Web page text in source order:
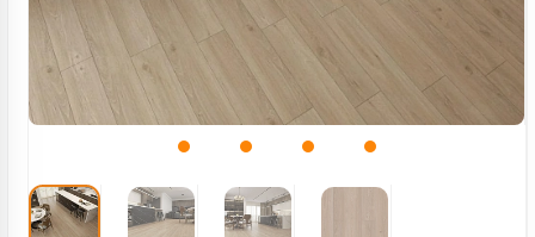
Ковровая плитка
Плинтус
Строительные материалы